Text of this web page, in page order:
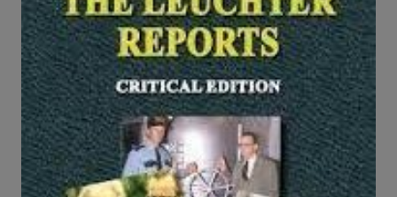
REPORT